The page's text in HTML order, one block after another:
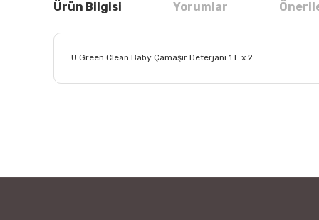
Ürün Bilgisi Yorumlar
U Green Clean Baby Çamaşır Deterjanı 1 L x 2